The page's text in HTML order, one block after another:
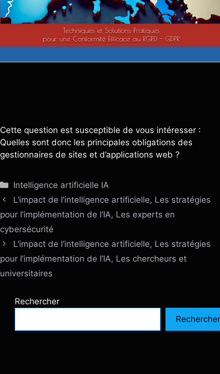
Cette question est susceptible de vous intéresser :
Quelles sont donc les principales obligations des
gestionnaires de sites et d’applications web ?
Catégories
Intelligence artificielle IA
L’impact de l’intelligence artificielle, Les stratégies
pour l’implémentation de l’IA, Les experts en
cybersécurité
L’impact de l’intelligence artificielle, Les stratégies
pour l’implémentation de l’IA, Les chercheurs et
universitaires
Rechercher
Rechercher